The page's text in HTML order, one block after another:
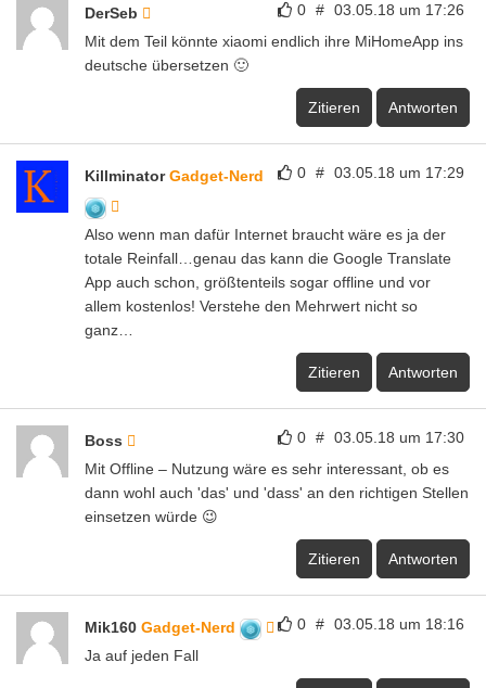
0 # 03.05.18 um 17:26
DerSeb
Mit dem Teil könnte xiaomi endlich ihre MiHomeApp ins
deutsche übersetzen 🙂
Zitieren Antworten
0 # 03.05.18 um 17:29
KillminatorGadget-Nerd
Also wenn man dafür Internet braucht wäre es ja der
totale Reinfall…genau das kann die Google Translate
App auch schon, größtenteils sogar offline und vor
allem kostenlos! Verstehe den Mehrwert nicht so
ganz…
Zitieren Antworten
0 # 03.05.18 um 17:30
Boss
Mit Offline – Nutzung wäre es sehr interessant, ob es
dann wohl auch 'das' und 'dass' an den richtigen Stellen
einsetzen würde 😉
Zitieren Antworten
0 # 03.05.18 um 18:16
Mik160 Gadget-Nerd
Ja auf jeden Fall